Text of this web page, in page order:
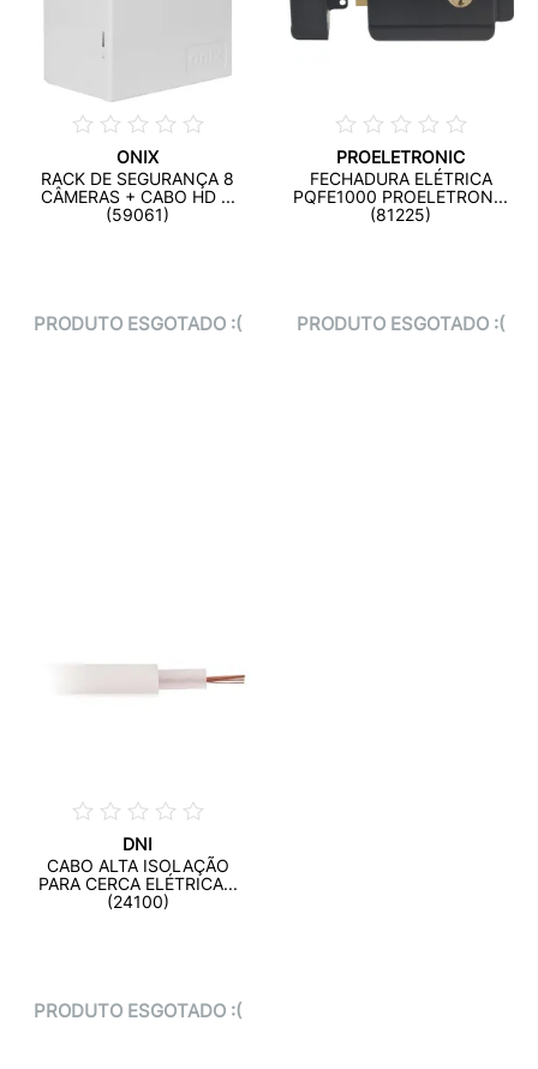
ONIX
RACK DE SEGURANÇA 8
CÂMERAS + CABO HD ...
(59061)
PRODUTO ESGOTADO :(
PROELETRONIC
FECHADURA ELÉTRICA
PQFE1000 PROELETRON...
(81225)
PRODUTO ESGOTADO :(
DNI
CABO ALTA ISOLAÇÃO
PARA CERCA ELÉTRICA...
(24100)
PRODUTO ESGOTADO :(